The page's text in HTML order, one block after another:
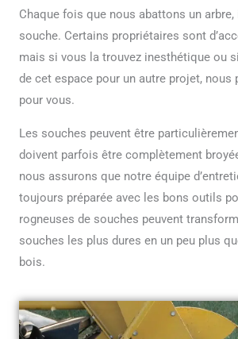
Chaque fois que nous abattons un
souche. Certains propriétaires sont
mais si vous la trouvez inesthétique ou
de cet espace pour un autre projet, nous
pour vous.
Les souches peuvent être
doivent parfois être complètement
nous assurons que notre équipe
toujours préparée avec les bons outils
rogneuses de souches peuvent
souches les plus dures en un peu plus
bois.